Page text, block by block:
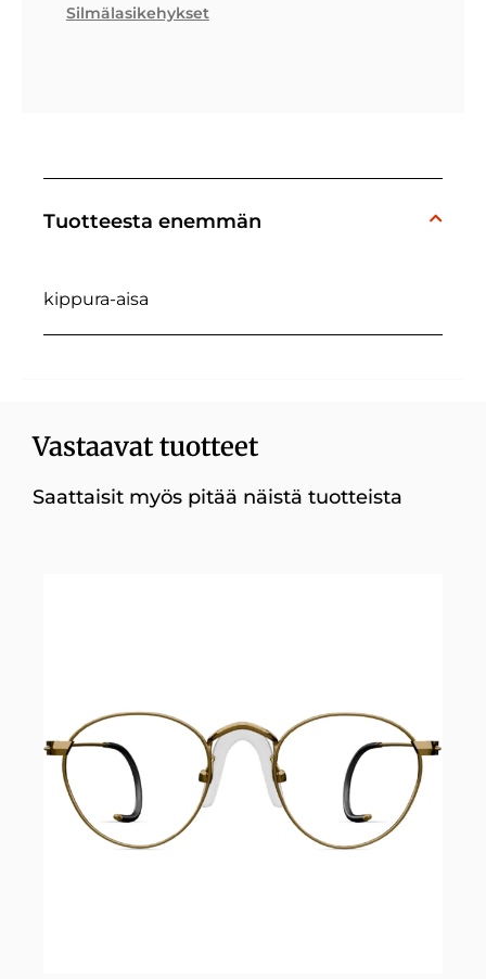
Silmälasikehykset
Tuotteesta enemmän
kippura-aisa
Vastaavat tuotteet
Saattaisit myös pitää näistä tuotteista